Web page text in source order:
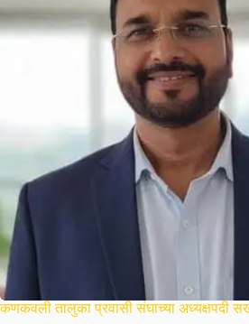
कणकवली तालुका प्रवासी संघाच्या अध्यक्षपदी